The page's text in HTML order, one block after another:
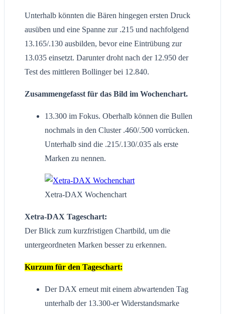
Unterhalb könnten die Bären hingegen ersten Druck
ausüben und eine Spanne zur .215 und nachfolgend
13.165/.130 ausbilden, bevor eine Eintrübung zur
13.035 einsetzt. Darunter droht nach der 12.950 der
Test des mittleren Bollinger bei 12.840.
Zusammengefasst für das Bild im Wochenchart.
13.300 im Fokus. Oberhalb können die Bullen
nochmals in den Cluster .460/.500 vorrücken.
Unterhalb sind die .215/.130/.035 als erste
Marken zu nennen.
Xetra-DAX Wochenchart
Xetra-DAX Tageschart:
Der Blick zum kurzfristigen Chartbild, um die
untergeordneten Marken besser zu erkennen.
Kurzum für den Tageschart:
Der DAX erneut mit einem abwartenden Tag
unterhalb der 13.300-er Widerstandsmarke